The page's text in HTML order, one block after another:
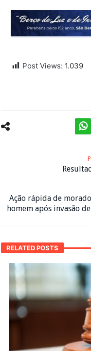
Post Views: 1.039
Ação rápida de
homem após invasão
RELATED POSTS